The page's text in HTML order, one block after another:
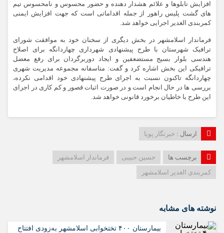
افزایش تابلوها و علائم هشدار دهنده و حضور محسوس و نامحسوس تیم
های گشت پلیس راهور از جمله اقداماتی است که جهت افزایش ایمنی
کمربندی الغدیر اجرایی خواهد شد.
فرماندار اسلامشهر در بخش دیگری از سخنان خود به موافقت شورای
ترافیک شهرستان با طرح پیشنهادی شهرداری چهاردانگه برای اصلاح
هندسی بلوار بسیج مستضعفین و ایجاد دوربرگردان برای رفع معضل
ترافیکی این بخش اشاره کرد و گفت: متاسفانه مجموعه مدیریت شهری
چهاردانگه تاکنون نسبت به اجرای طرح پیشنهادی خود اقدامی نکرده،
بررسی ها در حال انجام است و در صورت اثبات قصور و کم کاری در اجرای
این طرح با خاطیان برخورد قانونی خواهد شد.
ارسال : خبرنگار پویا
برچسب ها حسین حبیبی
فرماندار اسلامشهر
کمربندی الغدیر اسلامشهر
نوشته های مشابه
بیمارستان ۴۰۰ تختخوابی اسلامشهر به‌زودی افتتاح